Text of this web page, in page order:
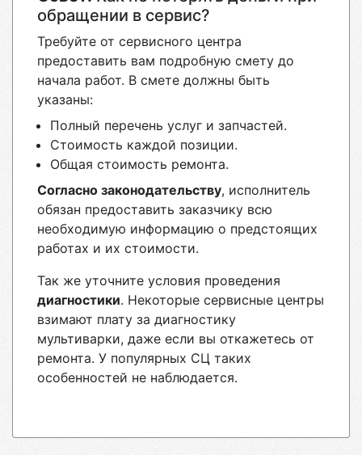
обращении в сервис?
Требуйте от сервисного центра
предоставить вам подробную смету до
начала работ. В смете должны быть
указаны:
Полный перечень услуг и запчастей.
Стоимость каждой позиции.
Общая стоимость ремонта.
Согласно законодательству, исполнитель
обязан предоставить заказчику всю
необходимую информацию о предстоящих
работах и их стоимости.
Так же уточните условия проведения
диагностики. Некоторые сервисные центры
взимают плату за диагностику
мультиварки, даже если вы откажетесь от
ремонта. У популярных СЦ таких
особенностей не наблюдается.